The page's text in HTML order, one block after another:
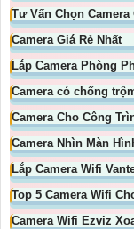
Tư Vấn Chọn
Camera Giá Rẻ Nhất
Lắp Camera Phòng
Camera có chống
Camera Cho Công
Camera Nhìn Màn
Lắp Camera Wifi
Top 5 Camera Wifi
Camera Wifi Ezviz